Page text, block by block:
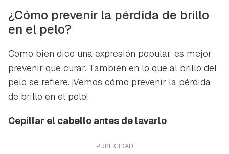
¿Cómo prevenir la pérdida de brillo
en el pelo?
Como bien dice una expresión popular, es mejor
prevenir que curar. También en lo que al brillo del
pelo se refiere. ¡Vemos cómo prevenir la pérdida
de brillo en el pelo!
Cepillar el cabello antes de lavarlo